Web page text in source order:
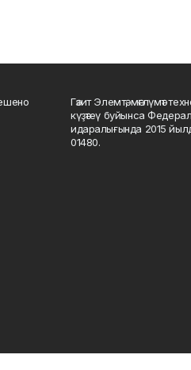
Гәзит Элемтә, мәғлүмәт
күҙәтеү буйынса
идаралығында 2015
01480.